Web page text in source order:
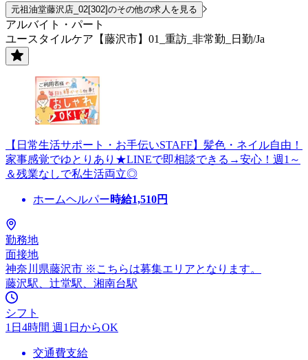
元祖油堂藤沢店_02[302]のその他の求人を見る
アルバイト・パート
ユースタイルケア【藤沢市】01_重訪_非常勤_日勤/Ja
【日常生活サポート・お手伝いSTAFF】髪色・ネイル自由！
家事感覚でゆとりあり★LINEで即相談できる→安心！週1～
＆残業なしで私生活両立◎
ホームヘルパー時給1,510円
勤務地
面接地
神奈川県藤沢市 ※こちらは募集エリアとなります。
藤沢駅、辻堂駅、湘南台駅
シフト
1日4時間 週1日からOK
交通費支給